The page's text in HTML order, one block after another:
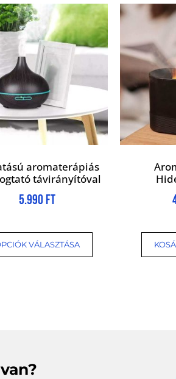
aromaterápiás
távirányítóval
5.990 Ft
VÁLASZTÁSA